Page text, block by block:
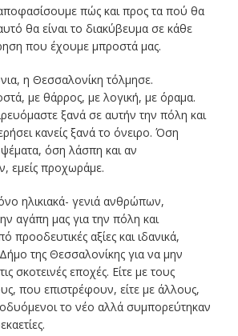
πώς και προς τα πού θα
θα είναι το διακύβευμα σε κάθε
που έχουμε μπροστά μας.
η Θεσσαλονίκη τόλμησε.
με θάρρος, με λογική, με όραμα.
ξανά σε αυτήν την πόλη και
κανείς ξανά το όνειρο. Όση
όση λάσπη και αν
εμείς προχωράμε.
ηλικιακά- γενιά ανθρώπων,
αγάπη μας για την πόλη και
προοδευτικές αξίες και ιδανικά,
της Θεσσαλονίκης για να μην
σκοτεινές εποχές. Είτε με τους
που επιστρέφουν, είτε με άλλους,
το νέο αλλά συμπορεύτηκαν